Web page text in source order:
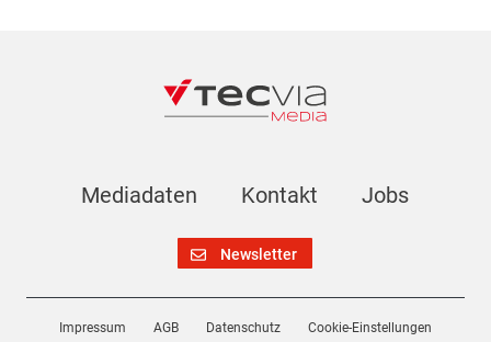
Mediadaten Kontakt Jobs
Newsletter
Impressum AGB Datenschutz Cookie-Einstellungen